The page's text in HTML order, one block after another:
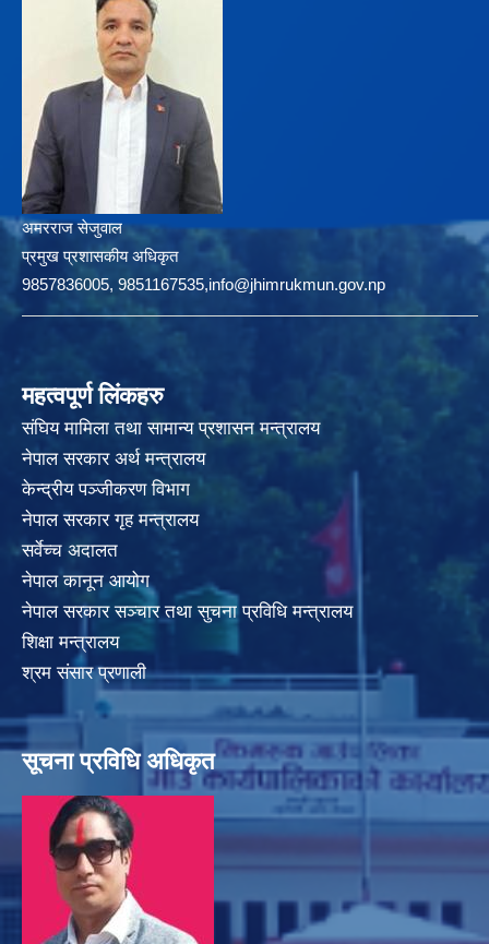
अमरराज सेजुवाल
प्रमुख प्रशासकीय अधिकृत
9857836005, 9851167535,info@jhimrukmun.gov.np
महत्वपूर्ण लिंकहरु
संघिय मामिला तथा सामान्य प्रशासन मन्त्रालय
नेपाल सरकार अर्थ मन्त्रालय
केन्द्रीय पञ्जीकरण विभाग
नेपाल सरकार गृह मन्त्रालय
सर्वेच्च अदालत
नेपाल कानून आयोग
नेपाल सरकार सञ्चार तथा सुचना प्रविधि मन्त्रालय
शिक्षा मन्त्रालय
श्रम संसार प्रणाली
सूचना प्रविधि अधिकृत